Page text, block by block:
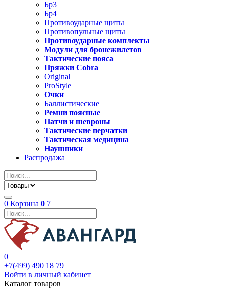
Бр3
Бр4
Противоударные щиты
Противопульные щиты
Противоударные комплекты
Модули для бронежилетов
Тактические пояса
Пряжки Cobra
Original
ProStyle
Очки
Баллистические
Ремни поясные
Патчи и шевроны
Тактические перчатки
Тактическая медицина
Наушники
Распродажа
0 Корзина 0 7
0
+7(499) 490 18 79
Войти в личный кабинет
Каталог товаров